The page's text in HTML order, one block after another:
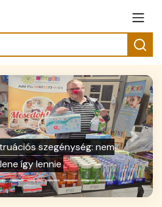
személyi kedvezmény
az szja-bevallásban
Next